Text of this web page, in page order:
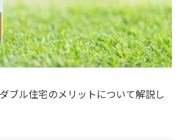
ブル住宅のメリットについて解説し